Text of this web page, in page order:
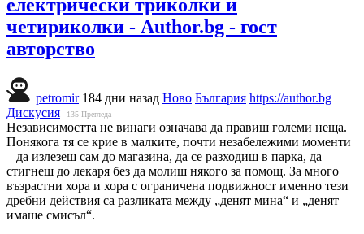
електрически триколки и
четириколки - Author.bg - гост
авторство
petromir 184 дни назад Ново България https://author.bg
Дискусия
135 Прегледа
Независимостта не винаги означава да правиш големи неща.
Понякога тя се крие в малките, почти незабележими моменти
– да излезеш сам до магазина, да се разходиш в парка, да
стигнеш до лекаря без да молиш някого за помощ. За много
възрастни хора и хора с ограничена подвижност именно тези
дребни действия са разликата между „денят мина“ и „денят
имаше смисъл“.